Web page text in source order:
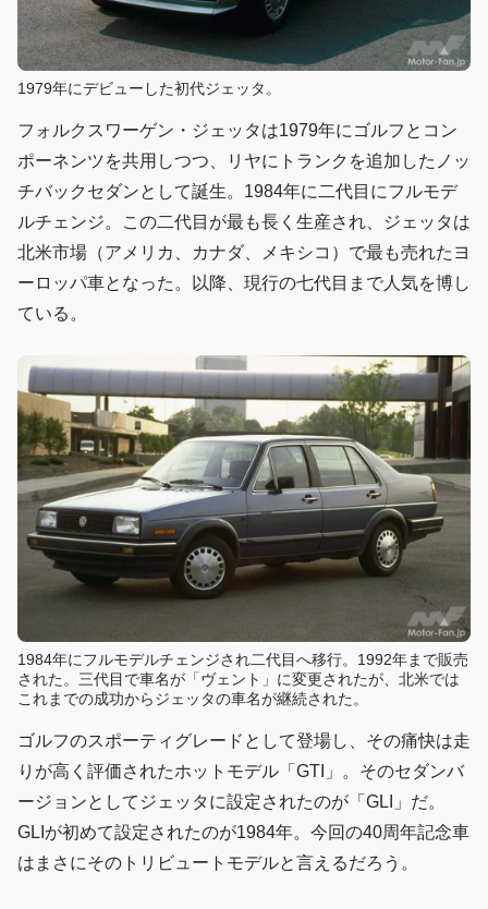
1979年にデビューした初代ジェッタ。
フォルクスワーゲン・ジェッタは1979年にゴルフとコン
ポーネンツを共用しつつ、リヤにトランクを追加したノッ
チバックセダンとして誕生。1984年に二代目にフルモデ
ルチェンジ。この二代目が最も長く生産され、ジェッタは
北米市場（アメリカ、カナダ、メキシコ）で最も売れたヨ
ーロッパ車となった。以降、現行の七代目まで人気を博し
ている。
1984年にフルモデルチェンジされ二代目へ移行。1992年まで販売
された。三代目で車名が「ヴェント」に変更されたが、北米では
これまでの成功からジェッタの車名が継続された。
ゴルフのスポーティグレードとして登場し、その痛快は走
りが高く評価されたホットモデル「GTI」。そのセダンバ
ージョンとしてジェッタに設定されたのが「GLI」だ。
GLIが初めて設定されたのが1984年。今回の40周年記念車
はまさにそのトリビュートモデルと言えるだろう。